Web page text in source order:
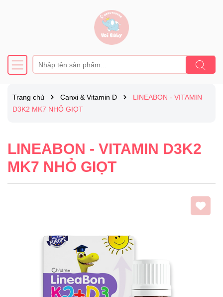
Trang chủ Canxi & Vitamin D
LINEABON - VITAMIN
D3K2 MK7 NHỎ GIỌT
LINEABON - VITAMIN D3K2
MK7 NHỎ GIỌT